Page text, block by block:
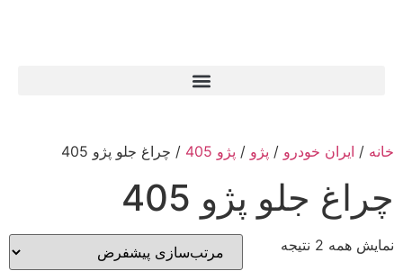
خانه / ایران خودرو / پژو / پژو 405 / چراغ جلو پژو 405
چراغ جلو پژو 405
نمایش همه 2 نتیجه